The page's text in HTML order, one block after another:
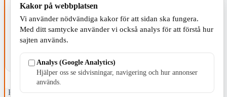
KOMMUNEN
Fristående webbtidningsföretag grundat 1991 som sedan 2002 ger
Kakor på webbplatsen
Vi använder nödvändiga kakor för att sidan ska fungera.
Med ditt samtycke använder vi också analys för att förstå hur
sajten används.
Analys (Google Analytics)
Hjälper oss se sidvisningar, navigering och hur annonser
används.